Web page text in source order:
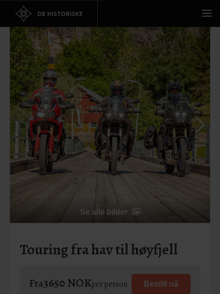
Se alle bilder
Touring fra hav til høyfjell
Fra3650 NOKper person Bestill nå